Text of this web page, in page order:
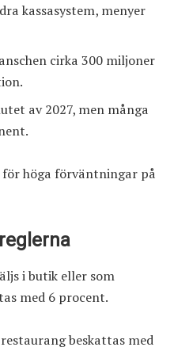
kassasystem, menyer
cirka 300 miljoner
av 2027, men många
höga förväntningar på
i butik eller som
med 6 procent.
beskattas med